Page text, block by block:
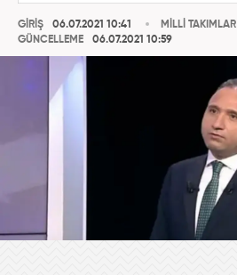
GİRİŞ
06.07.2021 10:41
GÜNCELLEME
06.07.2021 10:59
MİLLİ TAKIMLAR